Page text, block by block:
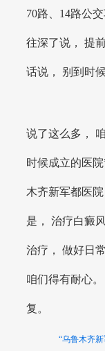
70路、14路公
往深了说， 提
话说， 别到时
说了这么多，
时候成立的医
木齐新军都医
是， 治疗白癜
治疗， 做好日
咱们得有耐心
复。
“乌鲁木齐